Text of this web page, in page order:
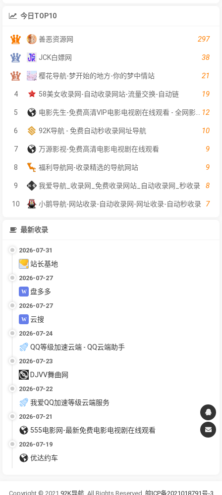
今日TOP10
善恶资源网 297
JCK白嫖网 38
樱花导航-梦开始的地方-你的梦中情站 21
4 58美女收录网-自动收录网站-流量交换-自动链 19
5 12
6 92K导航 - 免费自动秒收录网址导航 10
7 万源影视-免费高清电影电视剧在线观看 9
8 福利导航网-收录精选的导航网站 9
9 我爱导航_收录网_免费收录网站_自动收录网_秒收录 8
10 小鹅导航-网站收录-自动收录网-网址收录-自动秒收录 7
最新收录
2026-07-31
站长基地
2026-07-27
盘多多
2026-07-27
云搜
2026-07-24
QQ等级加速云端 - QQ云端助手
2026-07-23
DJVV舞曲网
2026-07-22
我爱QQ加速等级云端服务
2026-07-21
555电影网-最新免费电影电视剧在线观看
2026-07-19
优达约车
Copyright © 2021 92K导航. All Rights Reserved. 皖ICP备2021018791号-3